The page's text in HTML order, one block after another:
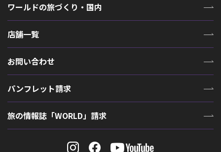
ワールドの旅づくり・国内
店舗一覧
お問い合わせ
パンフレット請求
旅の情報誌「WORLD」請求